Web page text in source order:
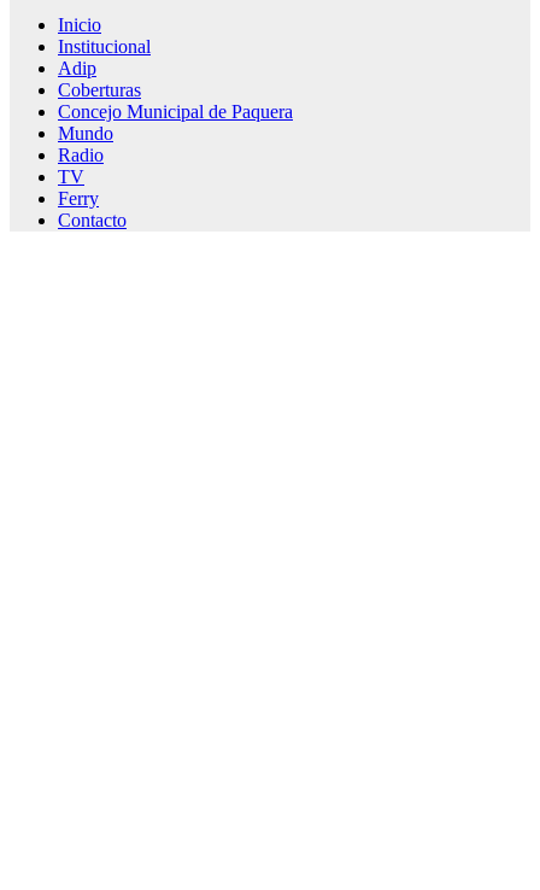
Inicio
Institucional
Adip
Coberturas
Concejo Municipal de Paquera
Mundo
Radio
TV
Ferry
Contacto